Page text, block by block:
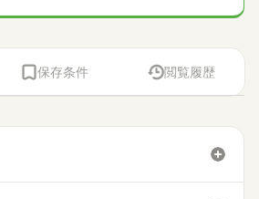
保存条件 閲覧履歴